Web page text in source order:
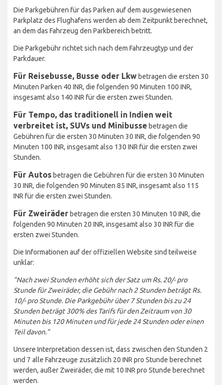
Die Parkgebühren für das Parken auf dem ausgewiesenen
Parkplatz des Flughafens werden ab dem Zeitpunkt berechnet,
an dem das Fahrzeug den Parkbereich betritt.
Die Parkgebühr richtet sich nach dem Fahrzeugtyp und der
Parkdauer.
Für Reisebusse, Busse oder Lkw betragen die ersten 30
Minuten Parken 40 INR, die folgenden 90 Minuten 100 INR,
insgesamt also 140 INR für die ersten zwei Stunden.
Für Tempo, das traditionell in Indien weit
verbreitet ist, SUVs und Minibusse betragen die
Gebühren für die ersten 30 Minuten 30 INR, die folgenden 90
Minuten 100 INR, insgesamt also 130 INR für die ersten zwei
Stunden.
Für Autos betragen die Gebühren für die ersten 30 Minuten
30 INR, die folgenden 90 Minuten 85 INR, insgesamt also 115
INR für die ersten zwei Stunden.
Für Zweiräder betragen die ersten 30 Minuten 10 INR, die
folgenden 90 Minuten 20 INR, insgesamt also 30 INR für die
ersten zwei Stunden.
Die Informationen auf der offiziellen Website sind teilweise
unklar:
"Nach zwei Stunden erhöht sich der Satz um Rs. 20/- pro
Stunde für Zweiräder, die Gebühr nach 2 Stunden beträgt Rs.
10/- pro Stunde. Die Parkgebühr über 7 Stunden bis zu 24
Stunden beträgt 300% des Tarifs für den Zeitraum von 30
Minuten bis 120 Minuten und für jede 24 Stunden oder einen
Teil davon."
Unsere Interpretation dessen ist, dass zwischen den Stunden 2
und 7 alle Fahrzeuge zusätzlich 20 INR pro Stunde berechnet
werden, außer Zweiräder, die mit 10 INR pro Stunde berechnet
werden.